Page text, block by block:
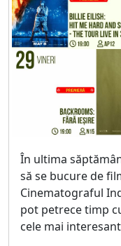
În ultima
să se bucure de
Cinematograful
pot petrece timp
cele mai